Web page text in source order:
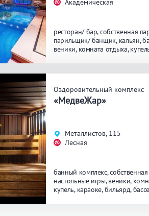
Академическая
ресторан/ бар собственная
парильщик/ банщик кальян
веники комната отдыха
Оздоровительный комплекс
«МедвеЖар»
Металлистов, 115
Лесная
банный комплекс
настольные игры веники
купель караоке бильярд